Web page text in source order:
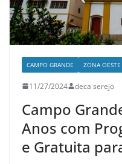
CAMPO GRANDE ZONA OESTE
11/27/2024 deca serejo
Campo
Anos com
e Gratuita